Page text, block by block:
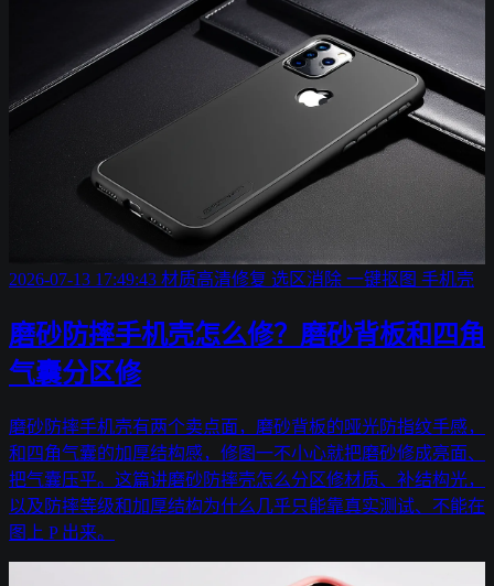
2026-07-13 17:49:43 材质高清修复 选区消除 一键抠图 手机壳
磨砂防摔手机壳怎么修？磨砂背板和四角
气囊分区修
磨砂防摔手机壳有两个卖点面，磨砂背板的哑光防指纹手感，
和四角气囊的加厚结构感，修图一不小心就把磨砂修成亮面、
把气囊压平。这篇讲磨砂防摔壳怎么分区修材质、补结构光，
以及防摔等级和加厚结构为什么几乎只能靠真实测试、不能在
图上 P 出来。